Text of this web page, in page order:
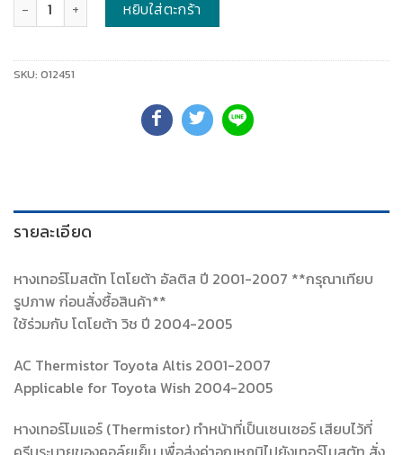
หยิบใส่ตะกร้า
SKU: 012451
รายละเอียด
หางเทอร์โมสตัท โตโยต้า อัลติส ปี 2001-2007 **กรุณาเทียบ
รูปภาพ ก่อนสั่งซื้อสินค้า**
ใช้ร่วมกับ โตโยต้า วิช ปี 2004-2005
AC Thermistor Toyota Altis 2001-2007
Applicable for Toyota Wish 2004-2005
หางเทอร์โมแอร์ (Thermistor) ทำหน้าที่เป็นเซนเซอร์ เสียบไว้ที่